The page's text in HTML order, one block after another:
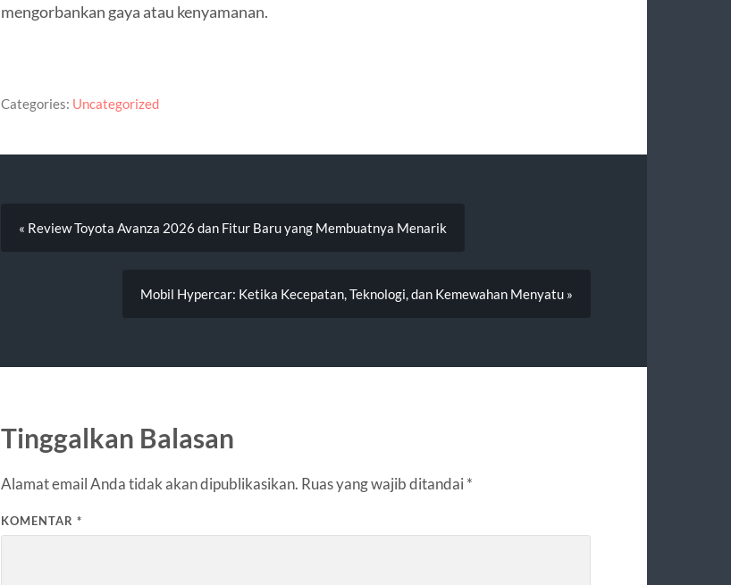
mengorbankan gaya atau kenyamanan.
Categories: Uncategorized
« Review Toyota Avanza 2026 dan Fitur Baru yang Membuatnya Menarik
Mobil Hypercar: Ketika Kecepatan, Teknologi, dan Kemewahan Menyatu »
Tinggalkan Balasan
Alamat email Anda tidak akan dipublikasikan. Ruas yang wajib ditandai *
KOMENTAR *